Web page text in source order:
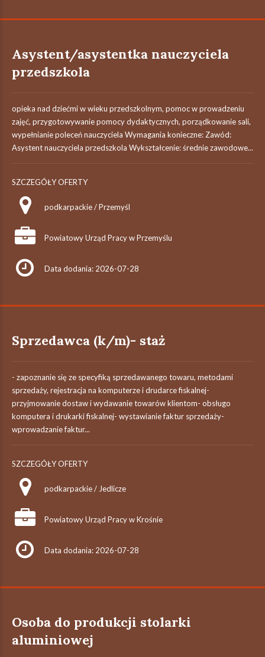
Asystent/asystentka nauczyciela
przedszkola
opieka nad dziećmi w wieku przedszkolnym, pomoc w prowadzeniu
zajęć, przygotowywanie pomocy dydaktycznych, porządkowanie sali,
wypełnianie poleceń nauczyciela Wymagania konieczne: Zawód:
Asystent nauczyciela przedszkola Wykształcenie: średnie zawodowe...
SZCZEGÓŁY OFERTY
podkarpackie / Przemyśl
Powiatowy Urząd Pracy w Przemyślu
Data dodania: 2026-07-28
Sprzedawca (k/m)- staż
- zapoznanie się ze specyfiką sprzedawanego towaru, metodami
sprzedaży, rejestracja na komputerze i drudarce fiskalnej-
przyjmowanie dostaw i wydawanie towarów klientom- obsługo
komputera i drukarki fiskalnej- wystawianie faktur sprzedaży-
wprowadzanie faktur...
SZCZEGÓŁY OFERTY
podkarpackie / Jedlicze
Powiatowy Urząd Pracy w Krośnie
Data dodania: 2026-07-28
Osoba do produkcji stolarki
aluminiowej